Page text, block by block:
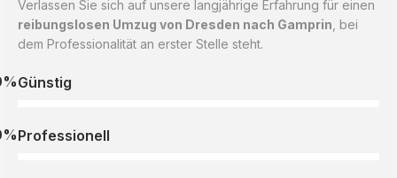
Verlassen Sie sich auf unsere langjährige Erfahrung für einen
reibungslosen Umzug von Dresden nach Gamprin , bei
dem Professionalität an erster Stelle steht.
Günstig
Professionell